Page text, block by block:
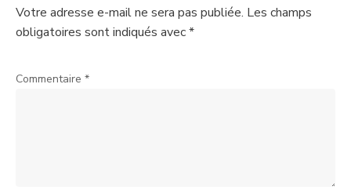
Votre adresse e-mail ne sera pas publiée. Les champs
obligatoires sont indiqués avec*
Commentaire *